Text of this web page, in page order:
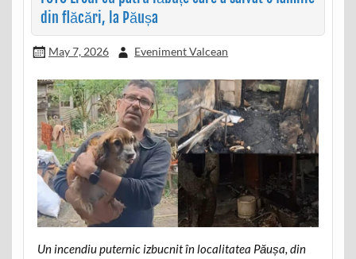
din flăcări, la Păușa
May 7, 2026 Eveniment Valcean
Un incendiu puternic izbucnit în localitatea Păușa, din